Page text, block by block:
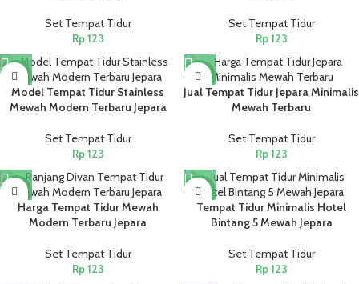
Set Tempat Tidur
Rp123
Set Tempat Tidur
Rp123
NEW
Model Tempat Tidur Stainless
Mewah Modern Terbaru Jepara
Set Tempat Tidur
Rp123
NEW
Jual Tempat Tidur Jepara Minimalis
Mewah Terbaru
Set Tempat Tidur
Rp123
NEW
Harga Tempat Tidur Mewah
Modern Terbaru Jepara
Set Tempat Tidur
Rp123
NEW
Tempat Tidur Minimalis Hotel
Bintang 5 Mewah Jepara
Set Tempat Tidur
Rp123